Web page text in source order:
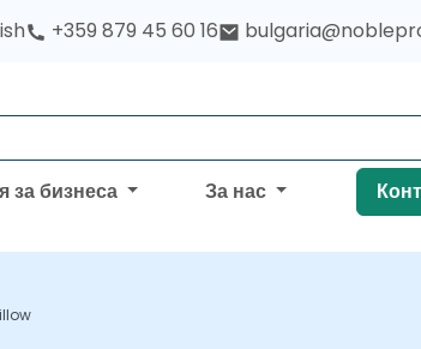
+359 879 45 60 16
за бизнеса За нас